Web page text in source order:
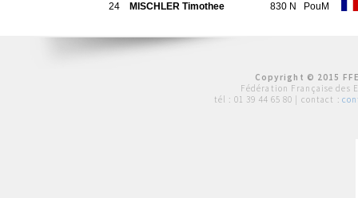
24
MISCHLER Timothee 830 N PouM
Copyright © 2015
Fédération Française des
tél : 01 39 44 65 80 | contact :